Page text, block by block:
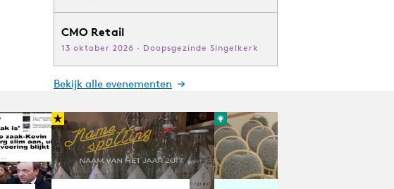
CMO Retail
13 oktober 2026 · Doopsgezinde Singelkerk
Bekijk alle evenementen